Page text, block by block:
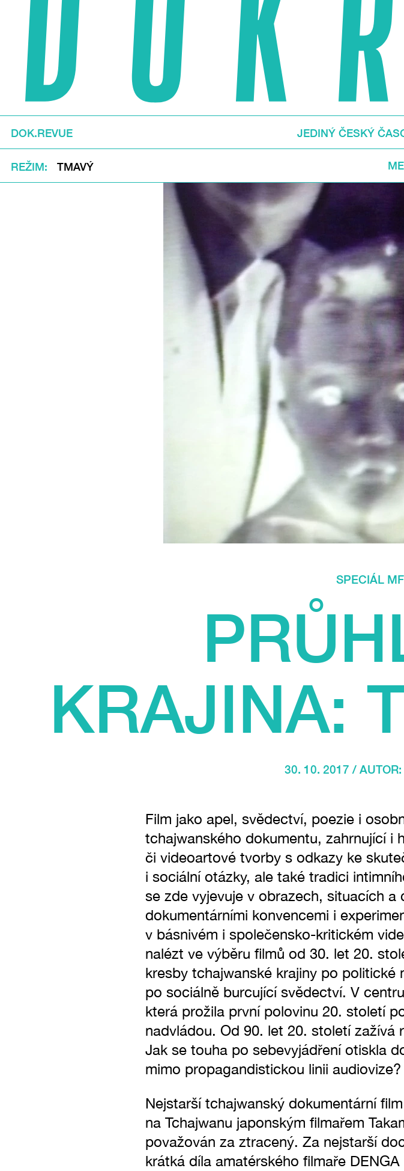
DOK.REVUE JEDINÝ ČESKÝ
REŽIM TMAVÝ
SPECIÁL
KRAJINA:
30. 10. 2017 / AUTOR:
Film jako apel, svědectví, poezie i
tchajwanského dokumentu, zahrnující i
či videoartové tvorby s odkazy ke
i sociální otázky, ale také tradici
se zde vyjevuje v obrazech, situacích a
dokumentárními konvencemi i
v básnivém i společensko-kritickém
nalézt ve výběru filmů od 30. let 20.
kresby tchajwanské krajiny po politické
po sociálně burcující svědectví. V
která prožila první polovinu 20. století
nadvládou. Od 90. let 20. století zažívá
Jak se touha po sebevyjádření otiskla
mimo propagandistickou linii audiovize?
Nejstarší tchajwanský dokumentární film
na Tchajwanu japonským filmařem
považován za ztracený. Za nejstarší
krátká díla amatérského filmaře